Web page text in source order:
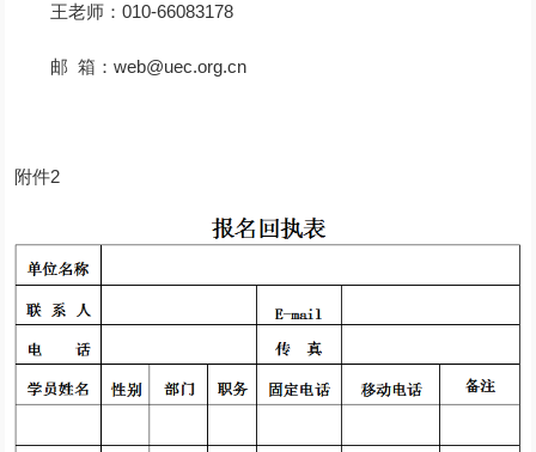
王老师：010-66083178
邮 箱：web@uec.org.cn
附件2